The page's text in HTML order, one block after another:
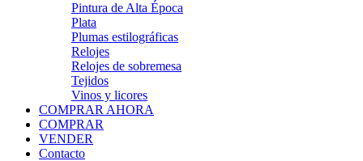
Pintura de Alta Época
Plata
Plumas estilográficas
Relojes
Relojes de sobremesa
Tejidos
Vinos y licores
COMPRAR AHORA
COMPRAR
VENDER
Contacto